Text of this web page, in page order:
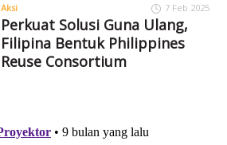
Aksi 7 Feb 2025
Perkuat Solusi Guna Ulang,
Filipina Bentuk Philippines
Reuse Consortium